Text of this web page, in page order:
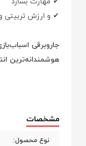
✔ و ارزش تربیتی
جاروبرقی
هوشمندانه‌ترین
مشخصات
نوع محصول: